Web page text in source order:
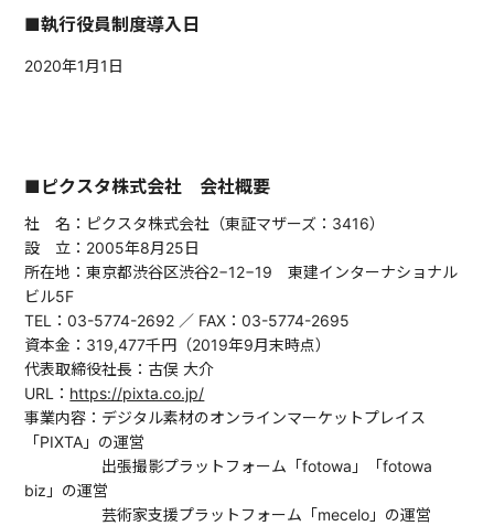
■執行役員制度導入日
2020年1月1日
■ピクスタ株式会社 会社概要
社 名：ピクスタ株式会社（東証マザーズ：3416）
設 立：2005年8月25日
所在地：東京都渋谷区渋谷2−12−19 東建インターナショナル
ビル5F
TEL：03-5774-2692 ／ FAX：03-5774-2695
資本金：319,477千円（2019年9月末時点）
代表取締役社長：古俣 大介
URL： https://pixta.co.jp/
事業内容：デジタル素材のオンラインマーケットプレイス
「PIXTA」の運営
出張撮影プラットフォーム「fotowa」「fotowa
biz」の運営
芸術家支援プラットフォーム「mecelo」の運営